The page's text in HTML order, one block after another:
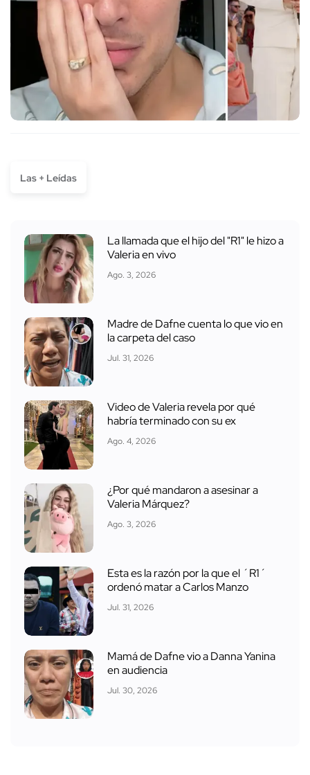
Las + Leídas
La llamada que el hijo del "R1" le hizo a
Valeria en vivo
Ago. 3, 2026
Madre de Dafne cuenta lo que vio en
la carpeta del caso
Jul. 31, 2026
Video de Valeria revela por qué
habría terminado con su ex
Ago. 4, 2026
¿Por qué mandaron a asesinar a
Valeria Márquez?
Ago. 3, 2026
Esta es la razón por la que el ´R1´
ordenó matar a Carlos Manzo
Jul. 31, 2026
Mamá de Dafne vio a Danna Yanina
en audiencia
Jul. 30, 2026